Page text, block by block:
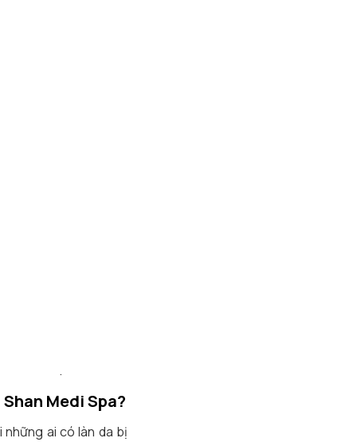
.
Medi Spa?
những ai có làn da bị